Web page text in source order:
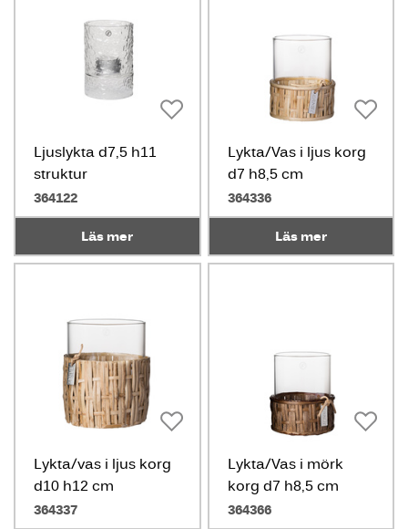
Ljuslykta d7,5 h11
struktur
364122
Läs mer
Lykta/Vas i ljus korg
d7 h8,5 cm
364336
Läs mer
Lykta/vas i ljus korg
d10 h12 cm
364337
Lykta/Vas i mörk
korg d7 h8,5 cm
364366